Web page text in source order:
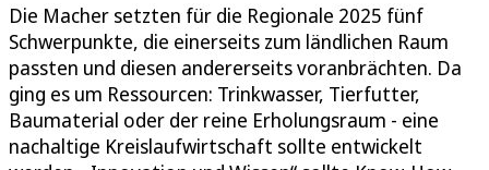
Die Macher setzten für die Regionale 2025 fünf
Schwerpunkte, die einerseits zum ländlichen Raum
passten und diesen andererseits voranbrächten. Da
ging es um Ressourcen: Trinkwasser, Tierfutter,
Baumaterial oder der reine Erholungsraum - eine
nachaltige Kreislaufwirtschaft sollte entwickelt